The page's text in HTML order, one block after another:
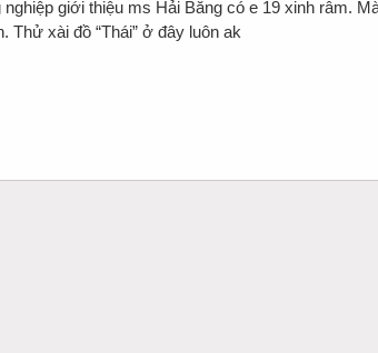
giới thiệu ms Hải Băng có e 19 xinh râm.
Thử xài đồ “Thái” ở đây luôn ak